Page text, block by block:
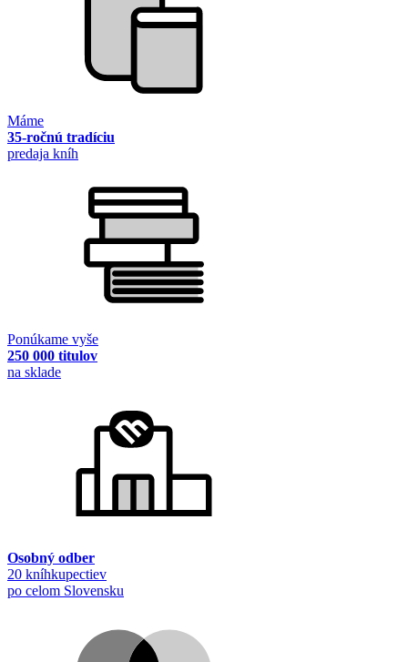
Máme
35-ročnú tradíciu
predaja kníh
Ponúkame vyše
250 000 titulov
na sklade
Osobný odber
20 kníhkupectiev
po celom Slovensku